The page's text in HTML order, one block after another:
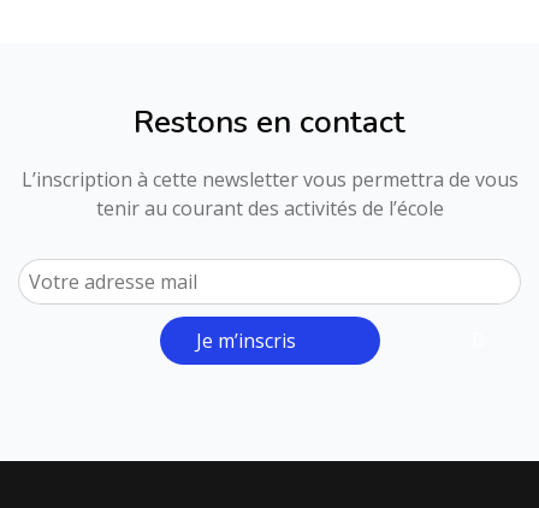
Restons en contact
L’inscription à cette newsletter vous permettra de vous
tenir au courant des activités de l’école
Je m’inscris